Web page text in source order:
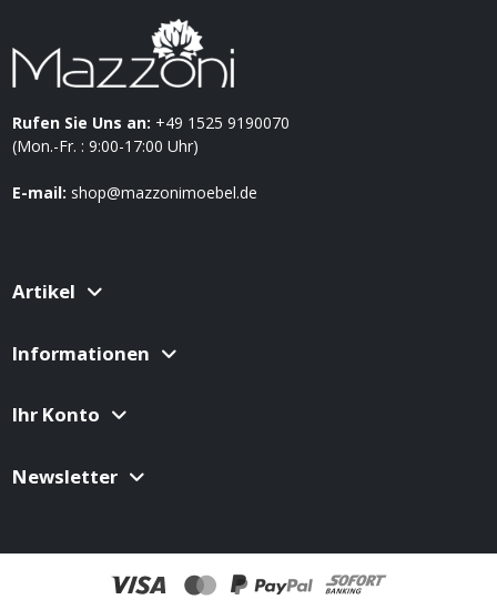
Rufen Sie Uns an: +49 1525 9190070
(Mon.-Fr. : 9:00-17:00 Uhr)
E-mail: shop@mazzonimoebel.de
Artikel
Informationen
Ihr Konto
Newsletter